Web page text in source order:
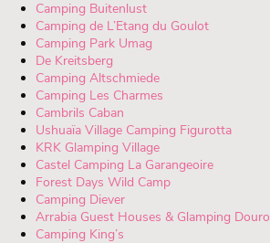
Camping Buitenlust
Camping de L’Etang du Goulot
Camping Park Umag
De Kreitsberg
Camping Altschmiede
Camping Les Charmes
Cambrils Caban
Ushuaïa Village Camping Figurotta
KRK Glamping Village
Castel Camping La Garangeoire
Forest Days Wild Camp
Camping Diever
Arrabia Guest Houses & Glamping Douro
Camping King’s